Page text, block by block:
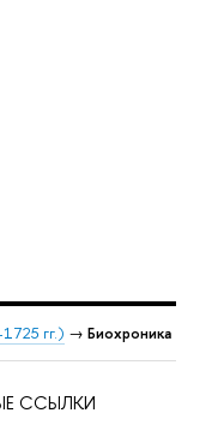
гг.) → Биохроника
ССЫЛКИ